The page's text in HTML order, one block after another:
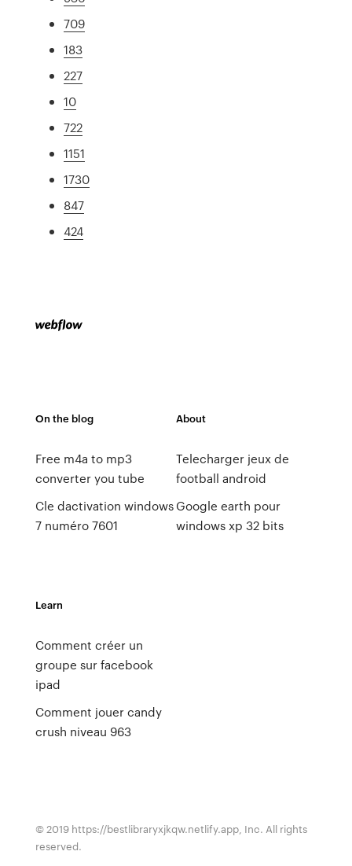
709
183
227
10
722
1151
1730
847
424
On the blog
Free m4a to mp3
converter you tube
Cle dactivation windows
7 numéro 7601
About
Telecharger jeux de
football android
Google earth pour
windows xp 32 bits
Learn
Comment créer un
groupe sur facebook
ipad
Comment jouer candy
crush niveau 963
© 2019 https://bestlibraryxjkqw.netlify.app, Inc. All rights
reserved.